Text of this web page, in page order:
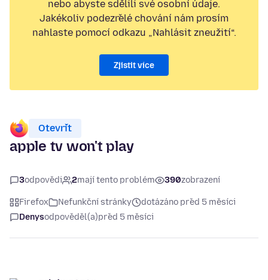
nebo abyste sdělili své osobní údaje.
Jakékoliv podezřelé chování nám prosím
nahlaste pomocí odkazu „Nahlásit zneužití“.
Zjistit více
Otevřít
apple tv won't play
3odpovědi 2mají tento problém 390zobrazení
Firefox Nefunkční stránky
dotázáno před 5 měsíci
Denysodpověděl(a)před 5 měsíci